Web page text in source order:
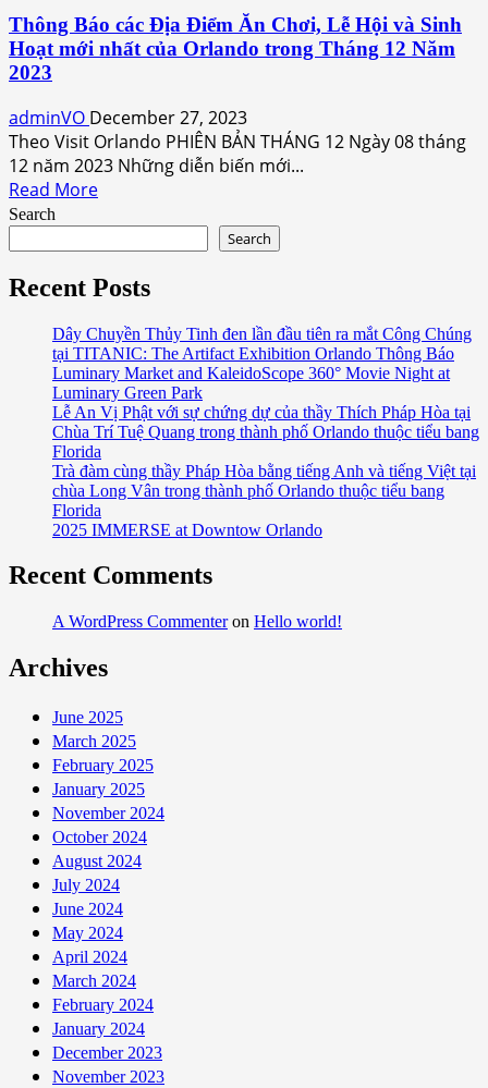
trải
nghiệm
kỳ
sắp
mở
cửa
Thông Báo các Địa Điểm Ăn Chơi, Lễ Hội và Sinh
Hoạt mới nhất của Orlando trong Tháng 12 Năm
2023
adminVO December 27, 2023
Theo Visit Orlando PHIÊN BẢN THÁNG 12 Ngày 08 tháng
12 năm 2023 Những diễn biến mới...
Read MoreRead
Báo
Địa
Điểm
Ăn
Chơi,
Lễ
Hội
và
Sinh
Hoạt
nhất
Orlando
Tháng
Năm
2023
Search
Search
Recent Posts
Dây Chuyền Thủy Tinh đen lần đầu tiên ra mắt Công Chúng
tại TITANIC: The Artifact Exhibition Orlando Thông Báo
Luminary Market and KaleidoScope 360° Movie Night at
Luminary Green Park
Lễ An Vị Phật với sự chứng dự của thầy Thích Pháp Hòa tại
Chùa Trí Tuệ Quang trong thành phố Orlando thuộc tiểu bang
Florida
Trà đàm cùng thầy Pháp Hòa bằng tiếng Anh và tiếng Việt tại
chùa Long Vân trong thành phố Orlando thuộc tiểu bang
Florida
2025 IMMERSE at Downtow Orlando
Recent Comments
A WordPress Commenteron Hello world!
Archives
June 2025
March 2025
February 2025
January 2025
November 2024
October 2024
August 2024
July 2024
June 2024
May 2024
April 2024
March 2024
February 2024
January 2024
December 2023
November 2023